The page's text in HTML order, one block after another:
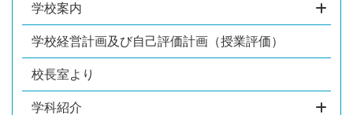
学校案内
学校経営計画及び自己評価計画（授業評価）
校長室より
学科紹介